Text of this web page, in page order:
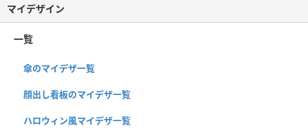
マイデザイン
一覧
傘のマイデザ一覧
顔出し看板のマイデザ一覧
ハロウィン風マイデザ一覧